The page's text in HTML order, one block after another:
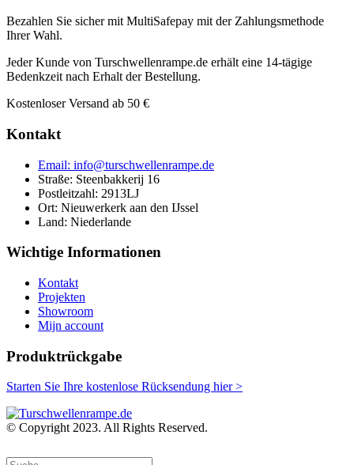
Bezahlen Sie sicher mit MultiSafepay mit der Zahlungsmethode
Ihrer Wahl.
Jeder Kunde von Turschwellenrampe.de erhält eine 14-tägige
Bedenkzeit nach Erhalt der Bestellung.
Kostenloser Versand ab 50 €
Kontakt
Email: info@turschwellenrampe.de
Straße: Steenbakkerij 16
Postleitzahl: 2913LJ
Ort: Nieuwerkerk aan den IJssel
Land: Niederlande
Wichtige Informationen
Kontakt
Projekten
Showroom
Mijn account
Produktrückgabe
Starten Sie Ihre kostenlose Rücksendung hier >
© Copyright 2023. All Rights Reserved.